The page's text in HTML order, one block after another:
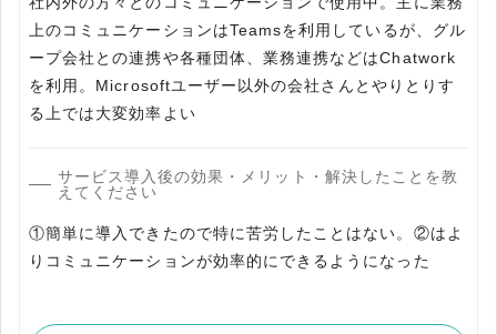
上のコミュニケーションはTeamsを利用しているが、グル
ープ会社との連携や各種団体、業務連携などはChatwork
を利用。Microsoftユーザー以外の会社さんとやりとりす
る上では大変効率よい
サービス導入後の効果・メリット・解決したことを教
えてください
①簡単に導入できたので特に苦労したことはない。②はよ
りコミュニケーションが効率的にできるようになった